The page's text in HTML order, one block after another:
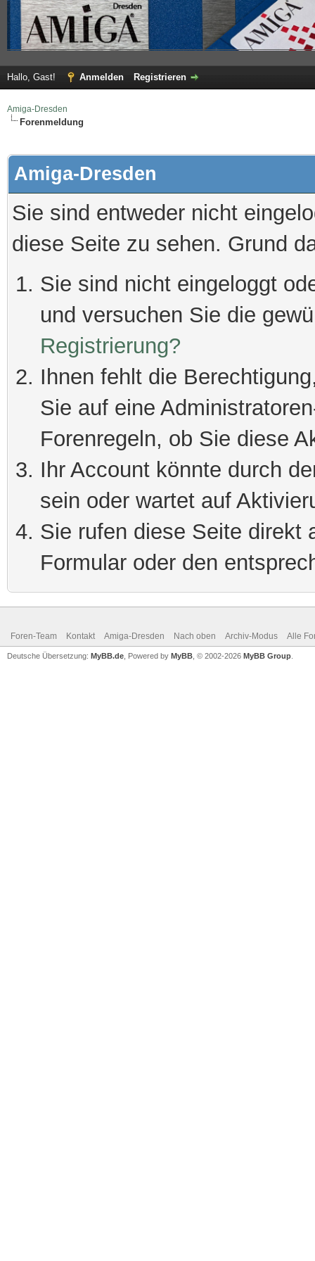
Hallo, Gast! Anmelden Registrieren
Amiga-Dresden
Forenmeldung
Amiga-Dresden
Sie sind entweder nicht
diese Seite zu sehen. Grund
Sie sind nicht eingeloggt
und versuchen Sie die
Registrierung?
Ihnen fehlt die
Sie auf eine
Forenregeln, ob Sie diese
Ihr Account könnte durch
sein oder wartet auf
Sie rufen diese Seite direkt
Formular oder den
Foren-Team Kontakt Amiga-Dresden Nach oben Archiv-Modus Alle
Deutsche Übersetzung: MyBB.de , Powered by MyBB , © 2002-2026 MyBB Group